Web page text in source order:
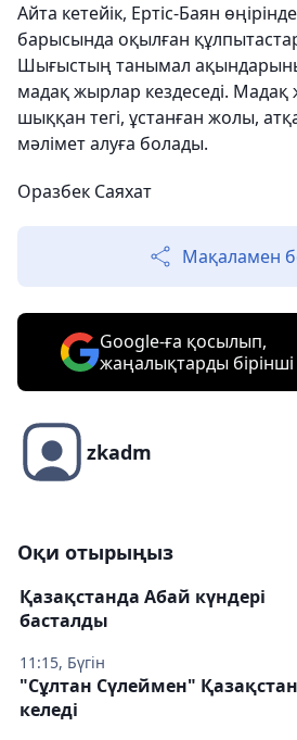
Айта кетейік, Ертіс-Баян
барысында оқылған
Шығыстың танымал
мадақ жырлар кездеседі.
шыққан тегі, ұстанған жолы,
мәлімет алуға болады.
Оразбек Саяхат
Мақаламен
Google-ға қосылып,
жаңалықтарды
zkadm
Оқи отырыңыз
11:15, Бүгін
Қазақстанда Абай күндері
басталды
"Сұлтан Сүлеймен"
келеді